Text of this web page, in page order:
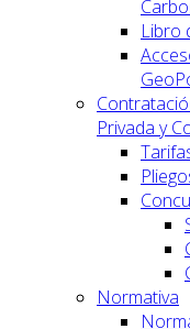
Libro
Privada y
Normativa